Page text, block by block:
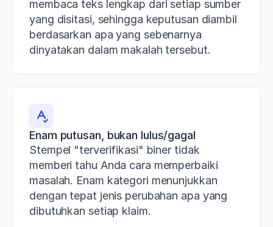
membaca teks lengkap dari setiap sumber
yang disitasi, sehingga keputusan diambil
berdasarkan apa yang sebenarnya
dinyatakan dalam makalah tersebut.
Enam putusan, bukan lulus/gagal
Stempel "terverifikasi" biner tidak
memberi tahu Anda cara memperbaiki
masalah. Enam kategori menunjukkan
dengan tepat jenis perubahan apa yang
dibutuhkan setiap klaim.